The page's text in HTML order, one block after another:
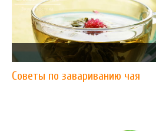
Советы по завариванию чая